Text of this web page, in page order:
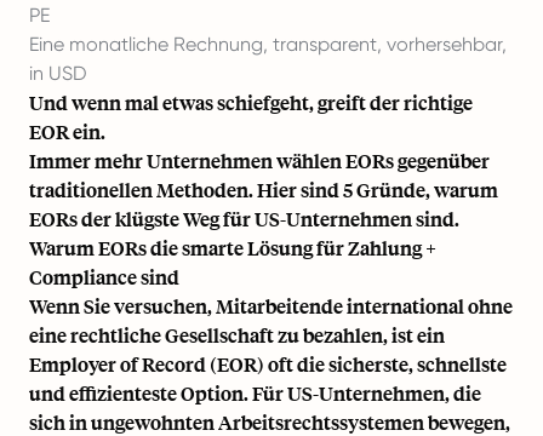
PE
Eine monatliche Rechnung, transparent, vorhersehbar,
in USD
Und wenn mal etwas schiefgeht, greift der richtige
EOR ein.
Immer mehr Unternehmen wählen EORs gegenüber
traditionellen Methoden. Hier sind5 Gründe, warum
EORs der klügste Weg für US-Unternehmen sind.
Warum EORs die smarte Lösung für Zahlung +
Compliance sind
Wenn Sie versuchen, Mitarbeitende international ohne
eine rechtliche Gesellschaft zu bezahlen, ist ein
Employer of Record (EOR) oft die sicherste, schnellste
und effizienteste Option. Für US-Unternehmen, die
sich in ungewohnten Arbeitsrechtssystemen bewegen,